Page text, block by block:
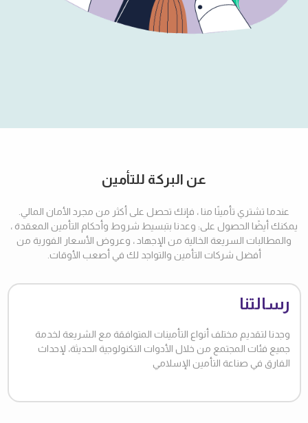
عن البركة للتأمين
عندما تشتري تأمينًا منا ، فإنك تحصل على أكثر من مجرد الأمان المالي.
يمكنك أيضًا الحصول على: وعدنا بتبسيط شروط وأحكام التأمين المعقدة ،
والمطالبات السريعة الخالية من الإجهاد ، وعروض الأسعار الفورية من
أفضل شركات التأمين والتواجد لك في أصعب الأوقات.
رسالتنا
وجدنا لتقديم مختلف أنواع التأمينات المتوافقة مع الشريعة لخدمة
جميع فئات المجتمع من خلال الأدوات التكنولوجية الحديثة، لإحداث
الفارق في صناعة التأمين الإسلامي